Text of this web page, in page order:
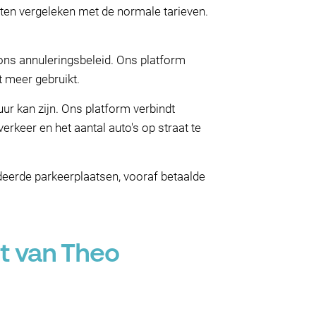
vergeleken met de normale tarieven.
annuleringsbeleid. Ons platform
meer gebruikt.
kan zijn. Ons platform verbindt
en het aantal auto's op straat te
parkeerplaatsen, vooraf betaalde
van Theo